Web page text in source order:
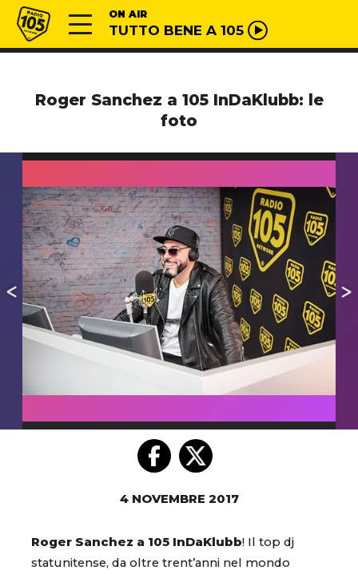
Vai al contenuto
Radio 105 ON AIR
TUTTO BENE A 105
Roger Sanchez a 105 InDaKlubb: le
foto
4 NOVEMBRE 2017
Roger Sanchez a 105 InDaKlubb! Il top dj
statunitense, da oltre trent’anni nel mondo